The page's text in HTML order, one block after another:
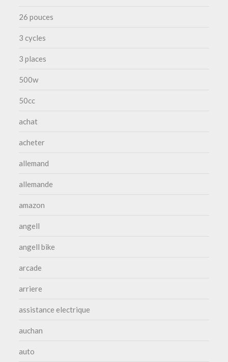
26 pouces
3 cycles
3 places
500w
50cc
achat
acheter
allemand
allemande
amazon
angell
angell bike
arcade
arriere
assistance electrique
auchan
auto